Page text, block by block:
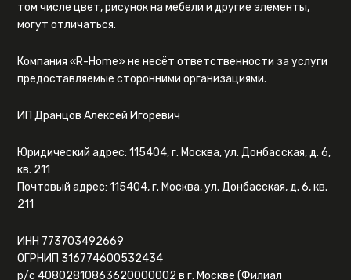
том числе цвет, рисунок на мебели и другие элементы,
могут отличаться.
Компания «R-Home» не несёт ответственности за услуги
предоставляемые сторонними организациями.
ИП Дранцов Алексей Игоревич
Юридический адрес: 115404, г. Москва, ул. Донбасская, д. 6,
кв. 211
Почтовый адрес: 115404, г. Москва, ул. Донбасская, д. 6, кв.
211
ИНН 773703492669
ОГРНИП 316774600532434
р/с 40802810863620000002 в г. Москве (Филиал